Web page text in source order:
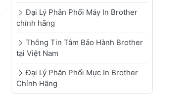
Đại Lý Phân Phối Máy In Brother
chính hãng
Thông Tin Tâm Bảo Hành Brother
tại Việt Nam
Đại Lý Phân Phối Mực In Brother
Chính Hãng